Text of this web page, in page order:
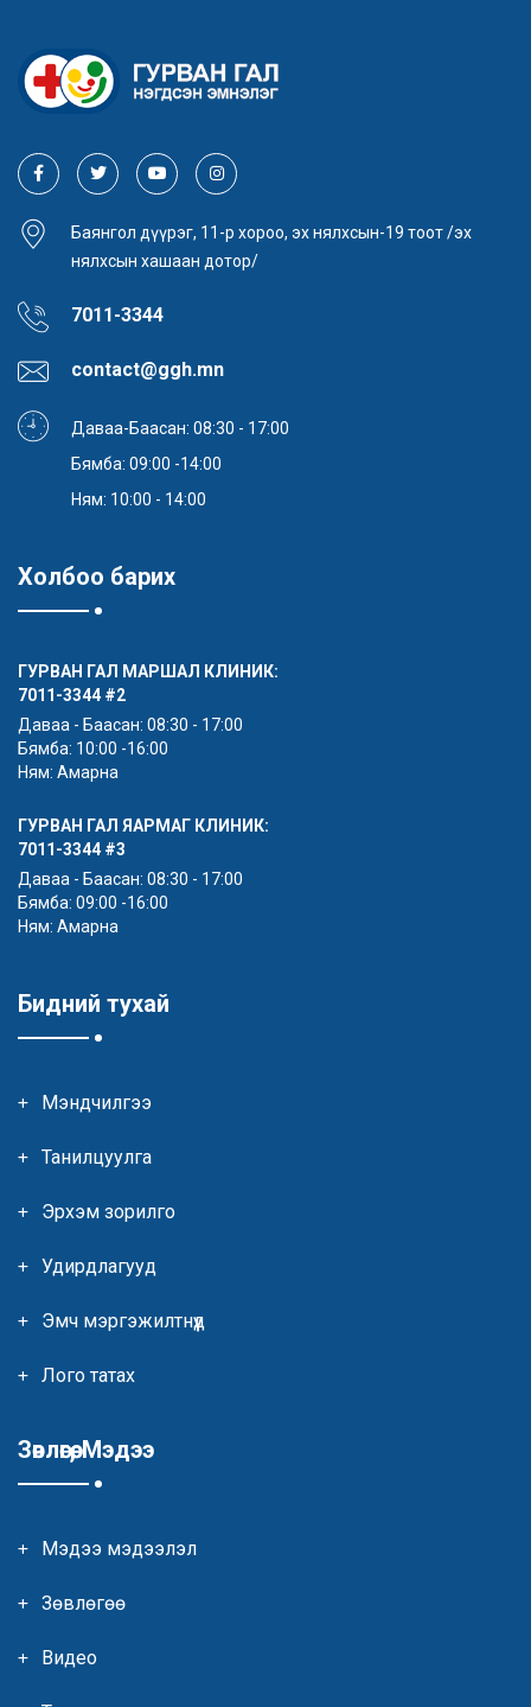
Баянгол дүүрэг, 11-р хороо, эх нялхсын-19 тоот /эх
нялхсын хашаан дотор/
7011-3344
contact@ggh.mn
Даваа-Баасан: 08:30 - 17:00
Бямба: 09:00 -14:00
Ням: 10:00 - 14:00
Холбоо барих
ГУРВАН ГАЛ МАРШАЛ КЛИНИК:
7011-3344 #2
Даваа - Баасан: 08:30 - 17:00
Бямба: 10:00 -16:00
Ням: Амарна
ГУРВАН ГАЛ ЯАРМАГ КЛИНИК:
7011-3344 #3
Даваа - Баасан: 08:30 - 17:00
Бямба: 09:00 -16:00
Ням: Амарна
Бидний тухай
Мэндчилгээ
Танилцуулга
Эрхэм зорилго
Удирдлагууд
Эмч мэргэжилтнүүд
Лого татах
Зөвлөгөө, Мэдээ
Мэдээ мэдээлэл
Зөвлөгөө
Видео